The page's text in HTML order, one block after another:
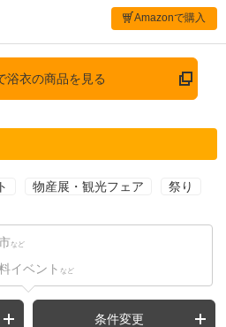
Amazonで購入
浴衣の商品を見る
物産展・観光フェア 祭り
など
イベント など
条件変更